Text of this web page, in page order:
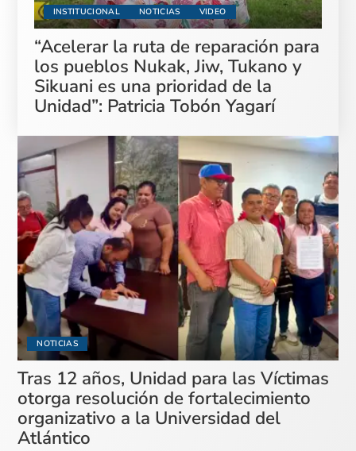
INSTITUCIONAL NOTICIAS VIDEO
“Acelerar la ruta de reparación para
los pueblos Nukak, Jiw, Tukano y
Sikuani es una prioridad de la
Unidad”: Patricia Tobón Yagarí
NOTICIAS
Tras 12 años, Unidad para las Víctimas
otorga resolución de fortalecimiento
organizativo a la Universidad del
Atlántico